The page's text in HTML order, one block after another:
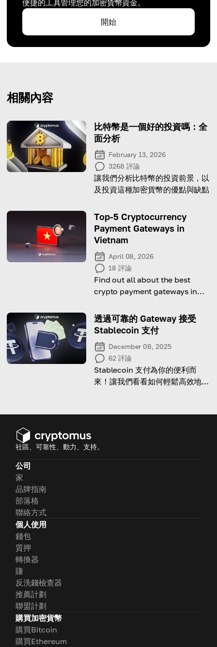
便捷的工具管理您的加密貨幣資金。
開始
相關內容
比特幣是一個好的投資嗎：全
面分析
February 13, 2026
3268 評論
讓我們分析比特幣的投資前景，以
及投資這種加密貨幣的優點與缺點
Top-5 Cryptocurrency
Payment Gateways in
Vietnam
April 08, 2026
18 評論
Find out all about the best
crypto payment gateways in
透過可靠的 Gateway 接受
Stablecoin 支付
December 08, 2025
62 評論
Stablecoin 支付為你的便利而
來！讓我們看看如何輕鬆高效地接
社區、可靠性、動力、支持。
公司
家
品牌指南
部落格
聯絡方式
個人使用
錢包
質押
轉換器
賺
反洗錢檢查器
推薦計劃
聯盟計劃
購買加密貨幣
購買Bitcoin
購買Ethereum